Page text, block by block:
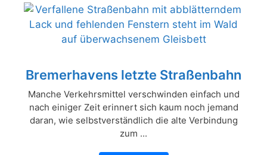
Bremerhavens letzte Straßenbahn
Manche Verkehrsmittel verschwinden einfach und
nach einiger Zeit erinnert sich kaum noch jemand
daran, wie selbstverständlich die alte Verbindung
zum ...